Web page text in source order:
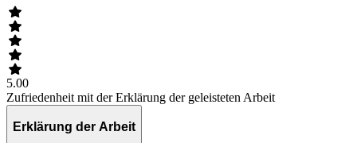
5.00
Zufriedenheit mit der Erklärung der geleisteten Arbeit
Erklärung der Arbeit